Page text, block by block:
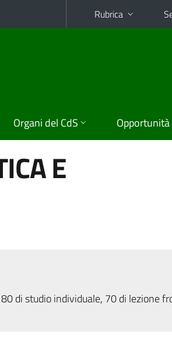
Rubrica
Organi del CdS Opportunità
E
di studio individuale, 70 di lezione